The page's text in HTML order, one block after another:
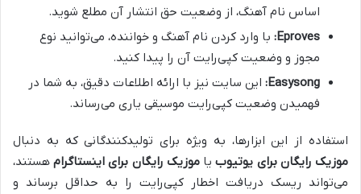
اساس نام آهنگ، از وضعیت حق انتشار آن مطلع شوید.
Eproves: با وارد کردن نام آهنگ و خواننده، می‌توانید نوع
مجوز و وضعیت کپی‌رایت آن را پیدا کنید.
Easysong: این سایت نیز با ارائه اطلاعات دقیق، به شما در
فهمیدن وضعیت کپی‌رایت موسیقی یاری می‌رساند.
استفاده از این ابزارها، به ویژه برای تولیدکنندگانی که به دنبال
موزیک رایگان برای یوتیوبیاموزیک رایگان برای اینستاگرامهستند،
می‌تواند ریسک دریافت اخطار کپی‌رایت را به حداقل برساند و